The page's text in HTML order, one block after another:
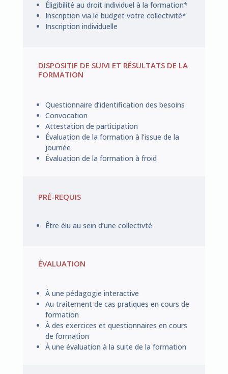
Éligibilité au droit individuel à la formation*
Inscription via le budget votre collectivité*
Inscription individuelle
DISPOSITIF DE SUIVI ET RÉSULTATS DE LA
FORMATION
Questionnaire d’identification des besoins
Convocation
Attestation de participation
Évaluation de la formation à l’issue de la
journée
Évaluation de la formation à froid
PRÉ-REQUIS
Être élu au sein d’une collectivté
ÉVALUATION
À une pédagogie interactive
Au traitement de cas pratiques en cours de
formation
À des exercices et questionnaires en cours
de formation
À une évaluation à la suite de la formation